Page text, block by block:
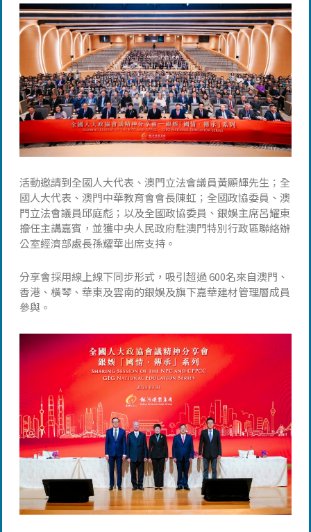
活動邀請到全國人大代表、澳門立法會議員黃顯輝先生；全
國人大代表、澳門中華教育會會長陳虹；全國政協委員、澳
門立法會議員邱庭彪；以及全國政協委員、銀娛主席呂耀東
擔任主講嘉賓，並獲中央人民政府駐澳門特別行政區聯絡辦
公室經濟部處長孫耀華出席支持。
分享會採用線上線下同步形式，吸引超過 600名來自澳門、
香港、橫琴、華東及雲南的銀娛及旗下嘉華建材管理層成員
參與。